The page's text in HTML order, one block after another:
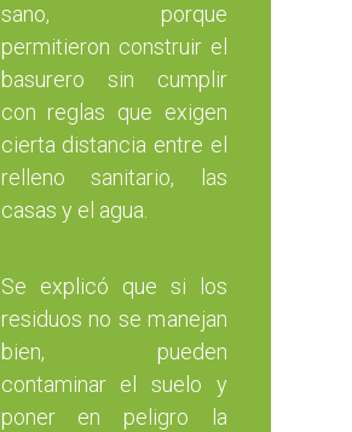
sano, porque
permitieron construir el
basurero sin cumplir
con reglas que exigen
cierta distancia entre el
relleno sanitario, las
casas y el agua.
Se explicó que si los
residuos no se manejan
bien, pueden
contaminar el suelo y
poner en peligro la